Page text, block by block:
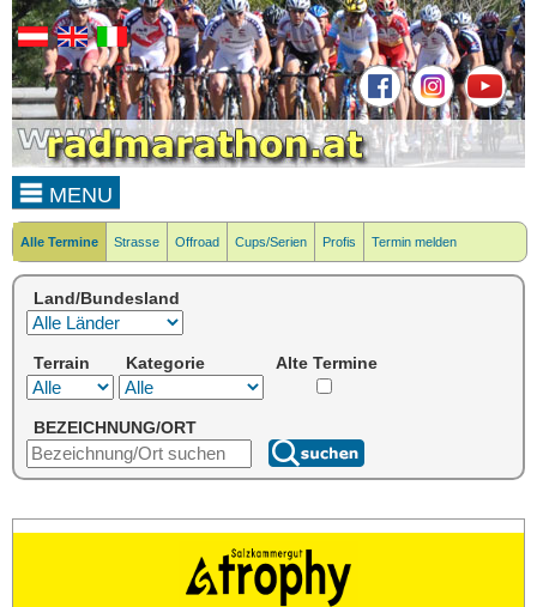
MENU
Alle Termine Strasse Offroad Cups/Serien Profis Termin melden
Land/Bundesland
Terrain Kategorie Alte Termine
BEZEICHNUNG/ORT